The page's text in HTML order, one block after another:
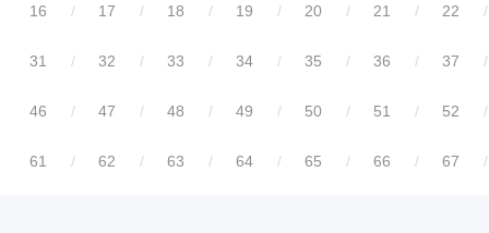
16 / 17 / 18 / 19 / 20 / 21 / 22 /
31 / 32 / 33 / 34 / 35 / 36 / 37 /
46 / 47 / 48 / 49 / 50 / 51 / 52 /
61 / 62 / 63 / 64 / 65 / 66 / 67 /